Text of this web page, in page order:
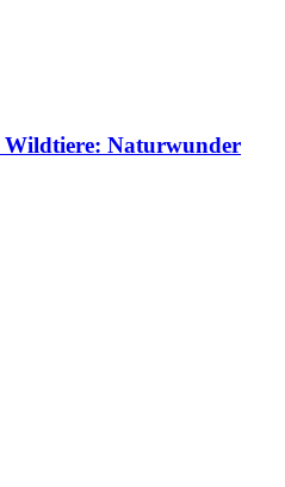
Wildtiere: Naturwunder